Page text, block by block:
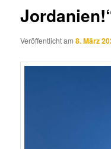
Veröffentlicht am8. März